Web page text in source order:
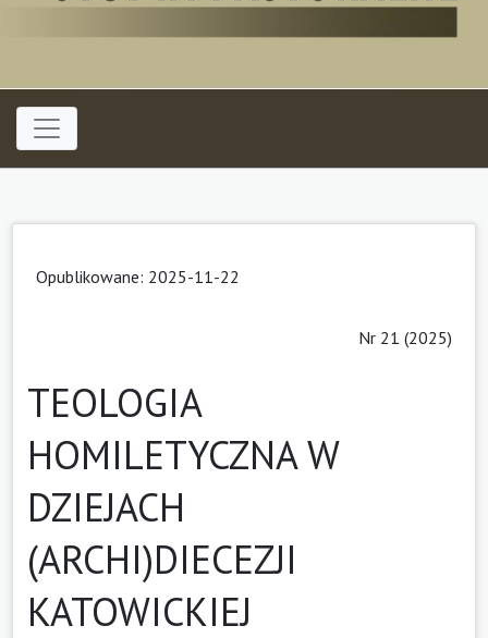
Opublikowane: 2025-11-22
Nr 21 (2025)
TEOLOGIA
HOMILETYCZNA W
DZIEJACH
(ARCHI)DIECEZJI
KATOWICKIEJ